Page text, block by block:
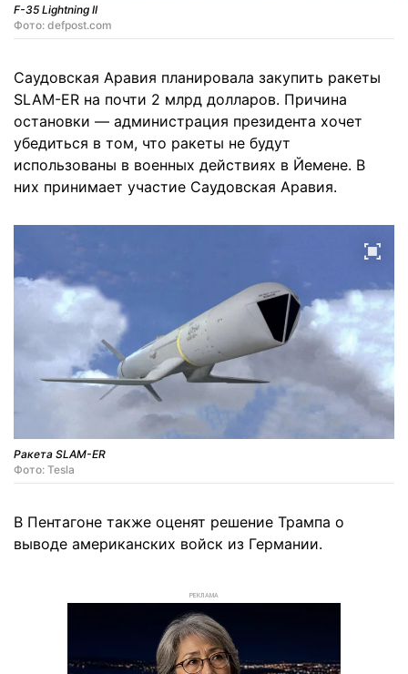
F-35 Lightning II
Фото: defpost.com
Саудовская Аравия планировала закупить ракеты
SLAM-ER на почти 2 млрд долларов. Причина
остановки — администрация президента хочет
убедиться в том, что ракеты не будут
использованы в военных действиях в Йемене. В
них принимает участие Саудовская Аравия.
Ракета SLAM-ER
Фото: Tesla
В Пентагоне также оценят решение Трампа о
выводе американских войск из Германии.
РЕКЛАМА